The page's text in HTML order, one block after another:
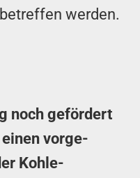
werden.
noch gefördert
einen vor­ge­
Kohle-